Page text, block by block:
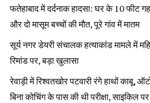
फतेहाबाद में दर्दनाक हादसा: घर के 10 फीट
और दो मासूम बच्चों की मौत, पूरे गांव में मातम
सूर्य नगर डेयरी संचालक हत्याकांड मामले में
रिमांड पर, बड़ा खुलासा
रेवाड़ी में रिश्वतखोर पटवारी रंगे हाथों काबू,
बिना कोचिंग के पास की थी परीक्षा, साइकिल